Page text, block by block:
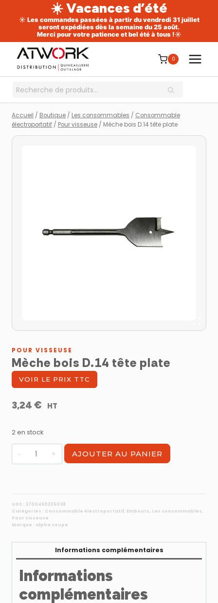
☀️ Vacances d’été
☀️ Les commandes passées à partir du vendredi 31 juillet
seront expédiées dès la semaine du 25 août.
Merci pour votre patience et bel été à tous !☀️
contenu
0
Recherche
RECHERCHE
Accueil / Boutique / Les consommables / Consommable
électroportatif / Pour visseuse / Mèche bois D.14 tête plate
POUR VISSEUSE
Mèche bois D.14 tête plate
VOIR LE PRIX TTC
3,24 € HT
2 en stock
quantité
de
tête
plate
AJOUTER AU PANIER
UGS : 3700459205038
Catégories : Consommable électroportatif, Embouts, Les consommables,
Pour visseuse
Marque : alpha coupe
Informations complémentaires
Informations
complémentaires